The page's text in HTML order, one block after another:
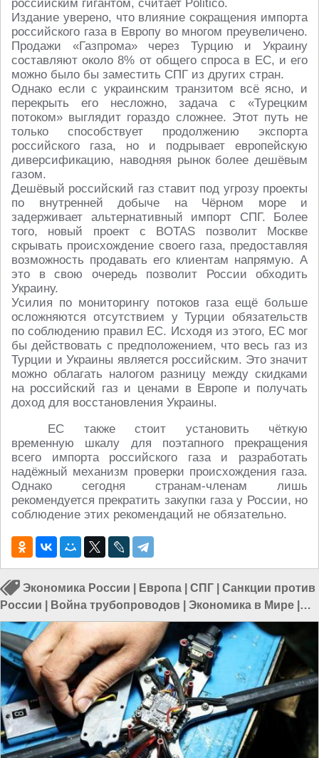
российским гигантом, считает Politico.
Издание уверено, что влияние сокращения импорта
российского газа в Европу во многом преувеличено.
Продажи «Газпрома» через Турцию и Украину
составляют около 8% от общего спроса в ЕС, и его
можно было бы заместить СПГ из других стран.
Однако если с украинским транзитом всё ясно, и
перекрыть его несложно, задача с «Турецким
потоком» выглядит гораздо сложнее. Этот путь не
только способствует продолжению экспорта
российского газа, но и подрывает европейскую
диверсификацию, наводняя рынок более дешёвым
газом.
Дешёвый российский газ ставит под угрозу проекты
по внутренней добыче на Чёрном море и
задерживает альтернативный импорт СПГ. Более
того, новый проект с BOTAS позволит Москве
скрывать происхождение своего газа, предоставляя
возможность продавать его клиентам напрямую. А
это в свою очередь позволит России обходить
Украину.
Усилия по мониторингу потоков газа ещё больше
осложняются отсутствием у Турции обязательств
по соблюдению правил ЕС. Исходя из этого, ЕС мог
бы действовать с предположением, что весь газ из
Турции и Украины является российским. Это значит
можно облагать налогом разницу между скидками
на российский газ и ценами в Европе и получать
доход для восстановления Украины.
ЕС также стоит установить чёткую
временную шкалу для поэтапного прекращения
всего импорта российского газа и разработать
надёжный механизм проверки происхождения газа.
Однако сегодня странам-членам лишь
рекомендуется прекратить закупки газа у России, но
соблюдение этих рекомендаций не обязательно.
Экономика России Европа СПГ
Санкции против
России
Война трубопроводов Экономика в Мире
Экономика в Европе